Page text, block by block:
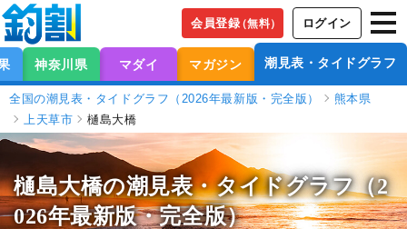
会員登録（無料） ログイン
神奈川県 マダイ マガジン 潮見表・タイドグラフ
全国の潮見表・タイドグラフ（2026年最新版・完全版）
熊本県
上天草市
樋島大橋
樋島大橋の潮見表・タイドグラフ（2
026年最新版・完全版）